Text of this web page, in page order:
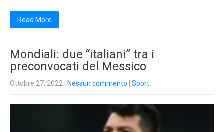
Read More
Mondiali: due “italiani” tra i
preconvocati del Messico
Ottobre 27, 2022 Nessun commento Sport